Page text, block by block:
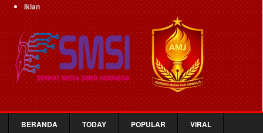
Iklan
BERANDA TODAY POPULAR VIRAL